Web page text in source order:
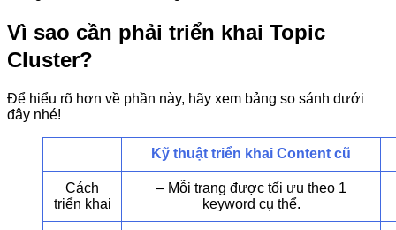
Vì sao cần phải triển khai Topic
Cluster?
Để hiểu rõ hơn về phần này, hãy xem bảng so sánh dưới
đây nhé!
Kỹ thuật triển khai Content cũ
Cách
triển khai
– Mỗi trang được tối ưu theo 1
keyword cụ thể.